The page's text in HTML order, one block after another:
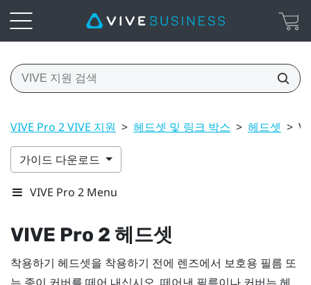
VIVE Pro 2 VIVE 지원 > 헤드셋 및 링크 박스 > 헤드셋 >
가이드 다운로드
VIVE Pro 2 Menu
VIVE Pro 2 헤드셋
착용하기 헤드셋을 착용하기 전에 렌즈에서 보호용 필름 또